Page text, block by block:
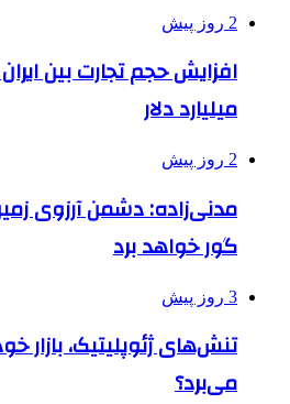
2 روز پیش
میلیارد دلار
2 روز پیش
مدنی‌زاده: دشمن آرزوی
گور خواهد برد
3 روز پیش
تنش‌های ژئوپلیتیک، بازار
می‌برد؟